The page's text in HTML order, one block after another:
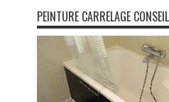
PEINTURE CARRELAGE